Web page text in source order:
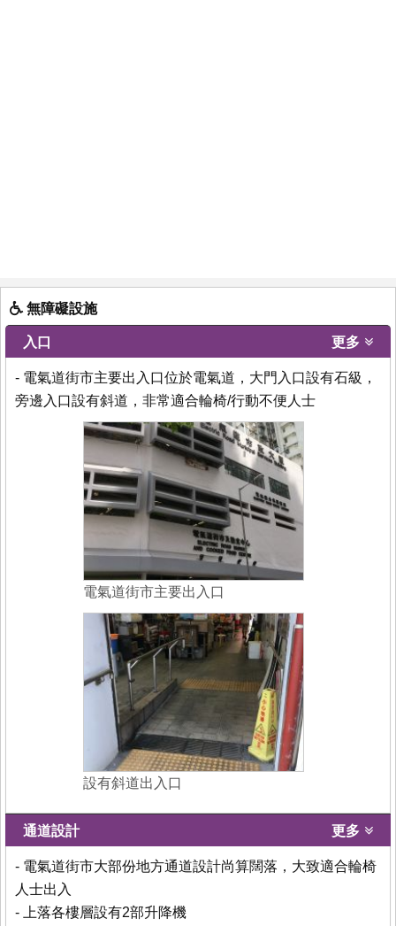
無障礙設施
入口 更多
- 電氣道街市主要出入口位於電氣道，大門入口設有石級，
旁邊入口設有斜道，非常適合輪椅/行動不便人士
電氣道街市主要出入口
設有斜道出入口
通道設計 更多
- 電氣道街市大部份地方通道設計尚算闊落，大致適合輪椅
人士出入
- 上落各樓層設有2部升降機